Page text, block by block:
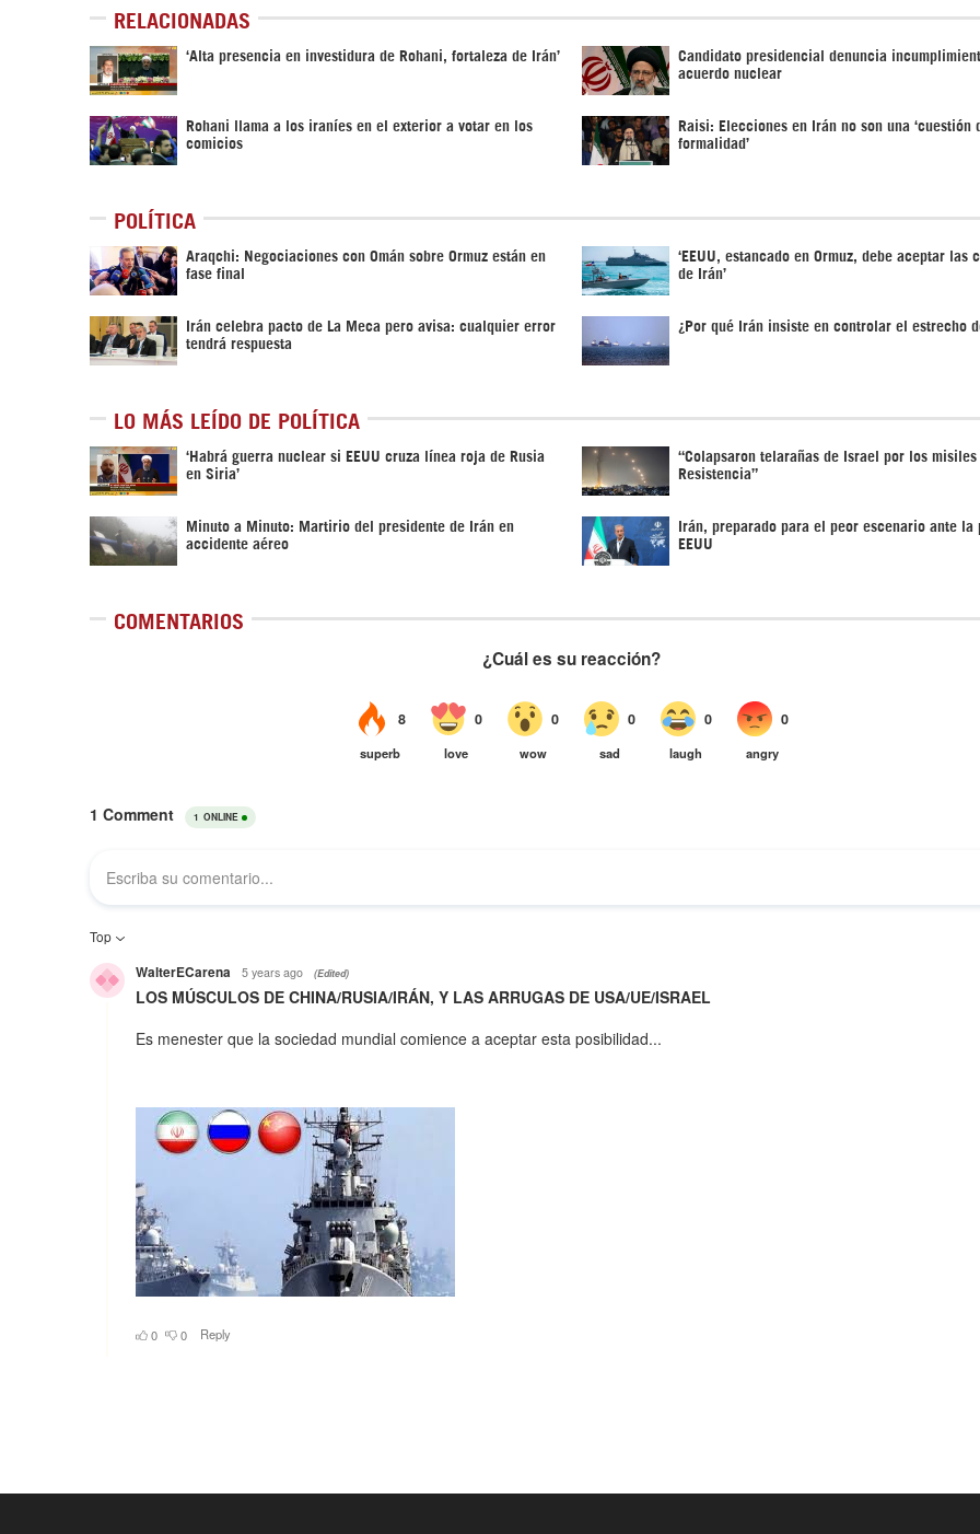
RELACIONADAS
‘Alta presencia en investidura de Rohani, fortaleza de Irán’ Candidato presidencial denuncia
acuerdo nuclear
Rohani llama a los iraníes en el exterior a votar en los
comicios
Raisi: Elecciones en Irán no son una ‘cuestión
formalidad’
POLÍTICA
Araqchi: Negociaciones con Omán sobre Ormuz están en
fase final
‘EEUU, estancado en Ormuz, debe aceptar las
de Irán’
Irán celebra pacto de La Meca pero avisa: cualquier error
tendrá respuesta
¿Por qué Irán insiste en controlar el estrecho
LO MÁS LEÍDO DE POLÍTICA
‎‘Habrá guerra nuclear si EEUU cruza línea roja de Rusia
en Siria’‎
“Colapsaron telarañas de Israel por los misiles
Resistencia”
Minuto a Minuto: Martirio del presidente de Irán en
accidente aéreo
Irán, preparado para el peor escenario ante la
EEUU
COMENTARIOS